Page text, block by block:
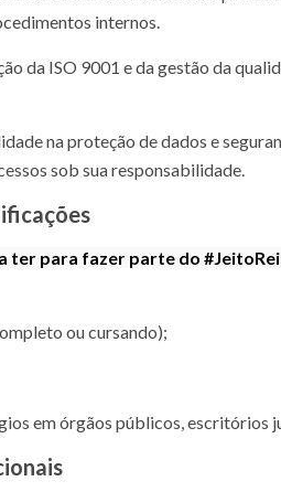
internos.
da ISO 9001 e da gestão da
na proteção de dados e
sob sua responsabilidade.
ter para fazer parte do
ou cursando);
em órgãos públicos, escritórios